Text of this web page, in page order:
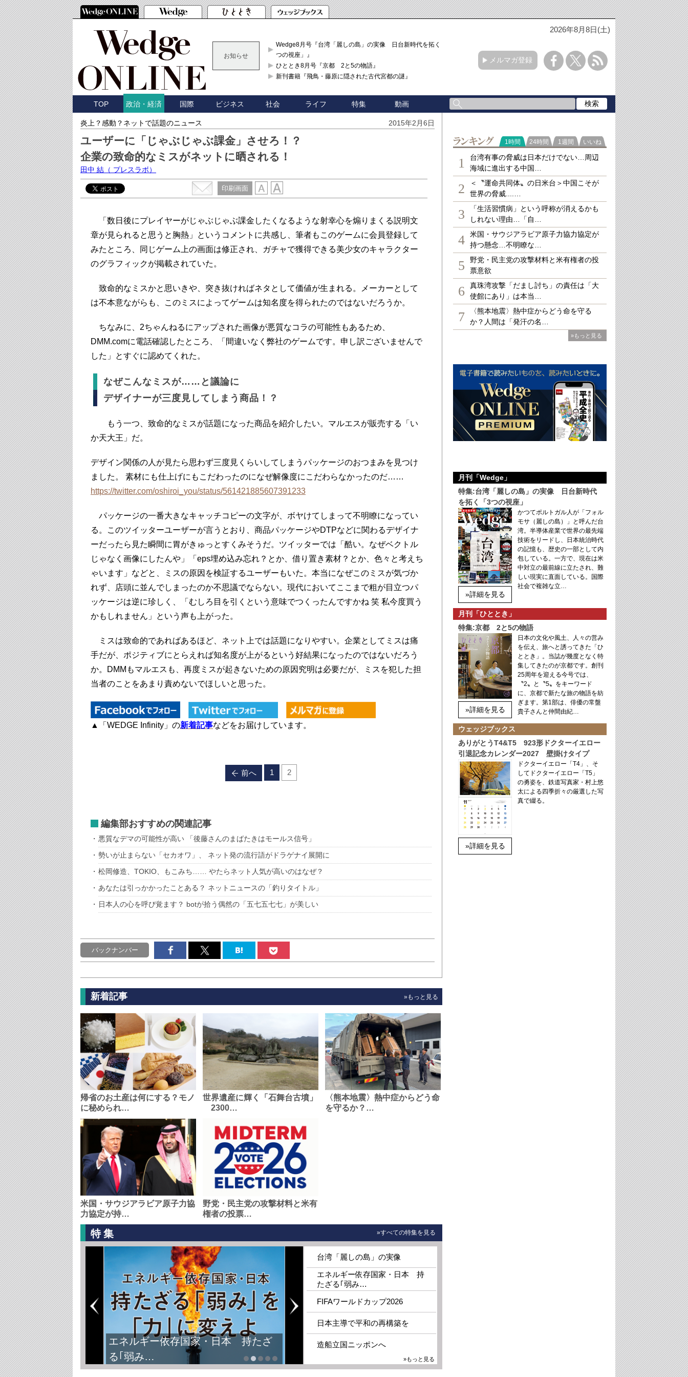
2026年8月8日(土)
お知らせ
Wedge8月号『台湾「麗しの島」の実像 日台新時代を拓く「3
つの視座」』
ひととき8月号『京都 2と5の物語』
新刊書籍『飛鳥・藤原に隠された古代宮都の謎』
メルマガ登録
TOP 政治・経済 国際 ビジネス 社会 ライフ 特集 動画
炎上？感動？ネットで話題のニュース 2015年2月6日
ユーザーに「じゃぶじゃぶ課金」させろ！？
企業の致命的なミスがネットに晒される！
田中 結 （ プレスラボ）
印刷画面
「数日後にプレイヤーがじゃぶじゃぶ課金したくなるような射幸心を煽りまくる説明文
章が見られると思うと胸熱」というコメントに共感し、筆者もこのゲームに会員登録して
みたところ、同じゲーム上の画面は修正され、ガチャで獲得できる美少女のキャラクター
のグラフィックが掲載されていた。
致命的なミスかと思いきや、突き抜ければネタとして価値が生まれる。メーカーとして
は不本意ながらも、このミスによってゲームは知名度を得られたのではないだろうか。
ちなみに、2ちゃんねるにアップされた画像が悪質なコラの可能性もあるため、
DMM.comに電話確認したところ、「間違いなく弊社のゲームです。申し訳ございませんで
した」とすぐに認めてくれた。
なぜこんなミスが……と議論に
デザイナーが三度見してしまう商品！？
もう一つ、致命的なミスが話題になった商品を紹介したい。マルエスが販売する「い
か天大王」だ。
デザイン関係の人が見たら思わず三度見くらいしてしまうパッケージのおつまみを見つけ
ました。 素材にも仕上げにもこだわったのになぜ解像度にこだわらなかったのだ……
https://twitter.com/oshiroi_you/status/561421885607391233
パッケージの一番大きなキャッチコピーの文字が、ボヤけてしまって不明瞭になってい
る。このツイッターユーザーが言うとおり、商品パッケージやDTPなどに関わるデザイナ
ーだったら見た瞬間に胃がきゅっとすくみそうだ。ツイッターでは「酷い。なぜベクトル
じゃなく画像にしたんや」「eps埋め込み忘れ？とか、借り置き素材？とか、色々と考えち
ゃいます」などと、ミスの原因を検証するユーザーもいた。本当になぜこのミスが気づか
れず、店頭に並んでしまったのか不思議でならない。現代においてここまで粗が目立つパ
ッケージは逆に珍しく、「むしろ目を引くという意味でつくったんですかね 笑 私今度買う
かもしれません」という声も上がった。
ミスは致命的であればあるほど、ネット上では話題になりやすい。企業としてミスは痛
手だが、ポジティブにとらえれば知名度が上がるという好結果になったのではないだろう
か。DMMもマルエスも、再度ミスが起きないための原因究明は必要だが、ミスを犯した担
当者のことをあまり責めないでほしいと思った。
▲「WEDGE Infinity」の新着記事などをお届けしています。
前へ 1 2
編集部おすすめの関連記事
悪質なデマの可能性が高い 「後藤さんのまばたきはモールス信号」
勢いが止まらない「セカオワ」、 ネット発の流行語がドラゲナイ展開に
松岡修造、TOKIO、もこみち…… やたらネット人気が高いのはなぜ？
あなたは引っかかったことある？ ネットニュースの「釣りタイトル」
日本人の心を呼び覚ます？ botが拾う偶然の「五七五七七」が美しい
バックナンバー
新着記事 »もっと見る
帰省のお土産は何にする？モノ
に秘められ…
世界遺産に輝く「石舞台古墳」
2300…
〈熊本地震〉熱中症からどう命
を守るか？…
米国・サウジアラビア原子力協
力協定が持…
野党・民主党の攻撃材料と米有
権者の投票…
特集 »すべての特集を見る
エネルギー依存国家・日本 持たざ
る｢弱み…
台湾「麗しの島」の実像
エネルギー依存国家・日本 持
たざる｢弱み…
FIFAワールドカップ2026
日本主導で平和の再構築を
造船立国ニッポンへ
»もっと見る
ランキング
1時間 24時間 1週間 いいね
1
台湾有事の脅威は日本だけでない…周辺
海域に進出する中国…
2
＜〝運命共同体〟の日米台＞中国こそが
世界の脅威....…
3
「生活習慣病」という呼称が消えるかも
しれない理由…「自…
4
米国・サウジアラビア原子力協力協定が
持つ懸念…不明瞭な…
5
野党・民主党の攻撃材料と米有権者の投
票意欲
6
真珠湾攻撃「だまし討ち」の責任は「大
使館にあり」は本当…
7
〈熊本地震〉熱中症からどう命を守る
か？人間は「発汗の名…
»もっと見る
月刊「Wedge」
特集:台湾「麗しの島」の実像 日台新時代
を拓く「3つの視座」
»詳細を見る
かつてポルトガル人が「フォル
モサ（麗しの島）」と呼んだ台
湾。半導体産業で世界の最先端
技術をリードし、日本統治時代
の記憶も、歴史の一部として内
包している。一方で、現在は米
中対立の最前線に立たされ、難
しい現実に直面している。国際
社会で複雑な立…
月刊「ひととき」
特集:京都 2と5の物語
»詳細を見る
日本の文化や風土、人々の営み
を伝え、旅へと誘ってきた「ひ
ととき」。当誌が幾度となく特
集してきたのが京都です。創刊
25周年を迎える今号では、
〝2〟と〝5〟をキーワード
に、京都で新たな旅の物語を紡
ぎます。第1部は、俳優の常盤
貴子さんと仲間由紀…
ウェッジブックス
ありがとうT4&T5 923形ドクターイエロー
引退記念カレンダー2027 壁掛けタイプ
»詳細を見る
ドクターイエロー「T4」、そ
してドクターイエロー「T5」
の勇姿を、鉄道写真家・村上悠
太による四季折々の厳選した写
真で綴る。